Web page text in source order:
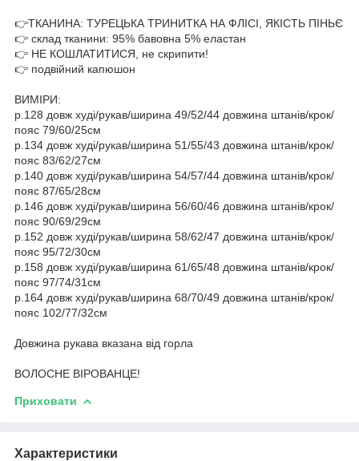
👉ТКАНИНА: ТУРЕЦЬКА ТРИНИТКА НА ФЛІСІ, ЯКІСТЬ ПІНЬЄ
👉 склад тканини: 95% бавовна 5% еластан
👉 НЕ КОШЛАТИТИСЯ, не скрипити!
👉 подвійний капюшон
ВИМІРИ:
р.128 довж худі/рукав/ширина 49/52/44 довжина штанів/крок/
пояс 79/60/25см
р.134 довж худі/рукав/ширина 51/55/43 довжина штанів/крок/
пояс 83/62/27см
р.140 довж худі/рукав/ширина 54/57/44 довжина штанів/крок/
пояс 87/65/28см
р.146 довж худі/рукав/ширина 56/60/46 довжина штанів/крок/
пояс 90/69/29см
р.152 довж худі/рукав/ширина 58/62/47 довжина штанів/крок/
пояс 95/72/30см
р.158 довж худі/рукав/ширина 61/65/48 довжина штанів/крок/
пояс 97/74/31см
р.164 довж худі/рукав/ширина 68/70/49 довжина штанів/крок/
пояс 102/77/32см
Довжина рукава вказана від горла
ВОЛОСНЕ ВІРОВАНЦЕ!
Приховати
Характеристики